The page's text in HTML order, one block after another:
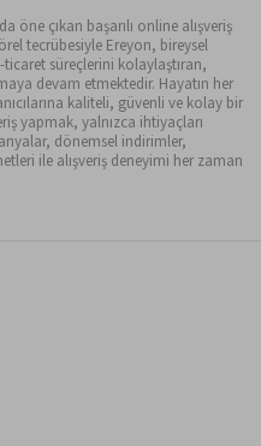
öne çıkan başarılı online alışveriş
tecrübesiyle Ereyon, bireysel
ticaret süreçlerini kolaylaştıran,
devam etmektedir. Hayatın her
kaliteli, güvenli ve kolay bir
yapmak, yalnızca ihtiyaçları
dönemsel indirimler,
ile alışveriş deneyimi her zaman